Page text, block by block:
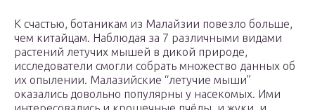
К счастью, ботаникам из Малайзии повезло больше,
чем китайцам. Наблюдая за 7 различными видами
растений летучих мышей в дикой природе,
исследователи смогли собрать множество данных об
их опылении. Малазийские “летучие мыши”
оказались довольно популярны у насекомых. Ими